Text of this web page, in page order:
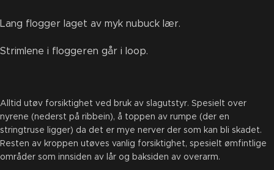
Lang flogger laget av myk nubuck lær.
Strimlene i floggeren går i loop.
Alltid utøv forsiktighet ved bruk av slagutstyr. Spesielt over
nyrene (nederst på ribbein), å toppen av rumpe (der en
stringtruse ligger) da det er mye nerver der som kan bli skadet.
Resten av kroppen utøves vanlig forsiktighet, spesielt ømfintlige
områder som innsiden av lår og baksiden av overarm.